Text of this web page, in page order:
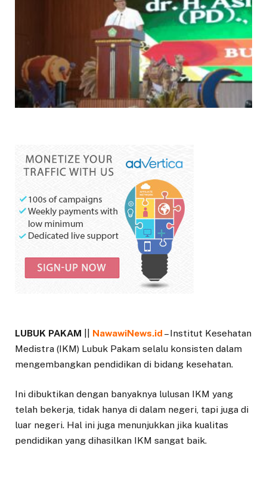
LUBUK PAKAM NawawiNews.id – Institut Kesehatan
Medistra (IKM) Lubuk Pakam selalu konsisten dalam
mengembangkan pendidikan di bidang kesehatan.
Ini dibuktikan dengan banyaknya lulusan IKM yang
telah bekerja, tidak hanya di dalam negeri, tapi juga di
luar negeri. Hal ini juga menunjukkan jika kualitas
pendidikan yang dihasilkan IKM sangat baik.